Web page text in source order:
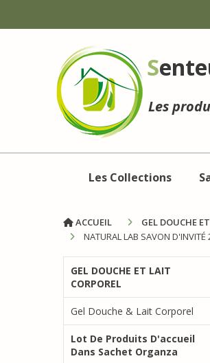
S
Les
Les Collections
GEL DOUCHE ET LAIT
CORPOREL
Gel Douche & Lait Corporel
Lot De Produits D'accueil
Dans Sachet Organza
ACCUEIL GEL DOUCHE
NATURAL LAB SAVON